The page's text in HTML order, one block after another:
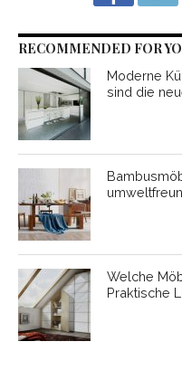
RECOMMENDED FOR
Moderne
sind die
Welche
Praktische